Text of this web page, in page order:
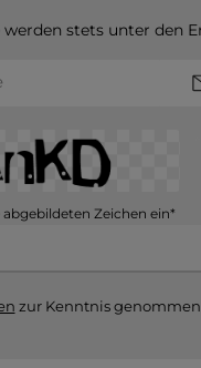
stets unter den
Zeichen ein*
zur Kenntnis